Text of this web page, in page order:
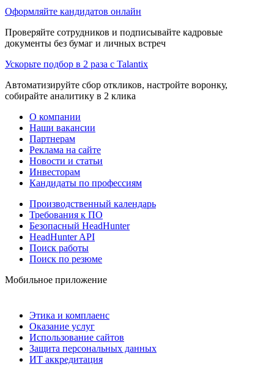
Оформляйте кандидатов онлайн
Проверяйте сотрудников и подписывайте кадровые
документы без бумаг и личных встреч
Ускорьте подбор в 2 раза с Talantix
Автоматизируйте сбор откликов, настройте воронку,
собирайте аналитику в 2 клика
О компании
Наши вакансии
Партнерам
Реклама на сайте
Новости и статьи
Инвесторам
Кандидаты по профессиям
Производственный календарь
Требования к ПО
Безопасный HeadHunter
HeadHunter API
Поиск работы
Поиск по резюме
Мобильное приложение
Этика и комплаенс
Оказание услуг
Использование сайтов
Защита персональных данных
ИТ аккредитация